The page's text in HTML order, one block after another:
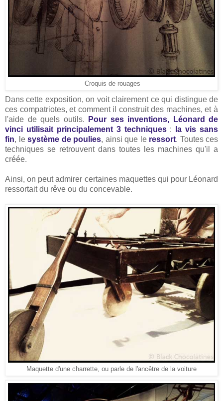
Croquis de rouages
Dans cette exposition, on voit clairement ce qui distingue de
ces compatriotes, et comment il construit des machines, et à
l'aide de quels outils.
Pour ses inventions, Léonard de
vinci utilisait principalement 3 techniques:
la vis sans
fin, le système de poulies, ainsi que le ressort. Toutes ces
techniques se retrouvent dans toutes les machines qu'il a
créée.
Ainsi, on peut admirer certaines maquettes qui pour Léonard
ressortait du rêve ou du concevable.
Maquette d'une charrette, ou parle de l'ancêtre de la voiture